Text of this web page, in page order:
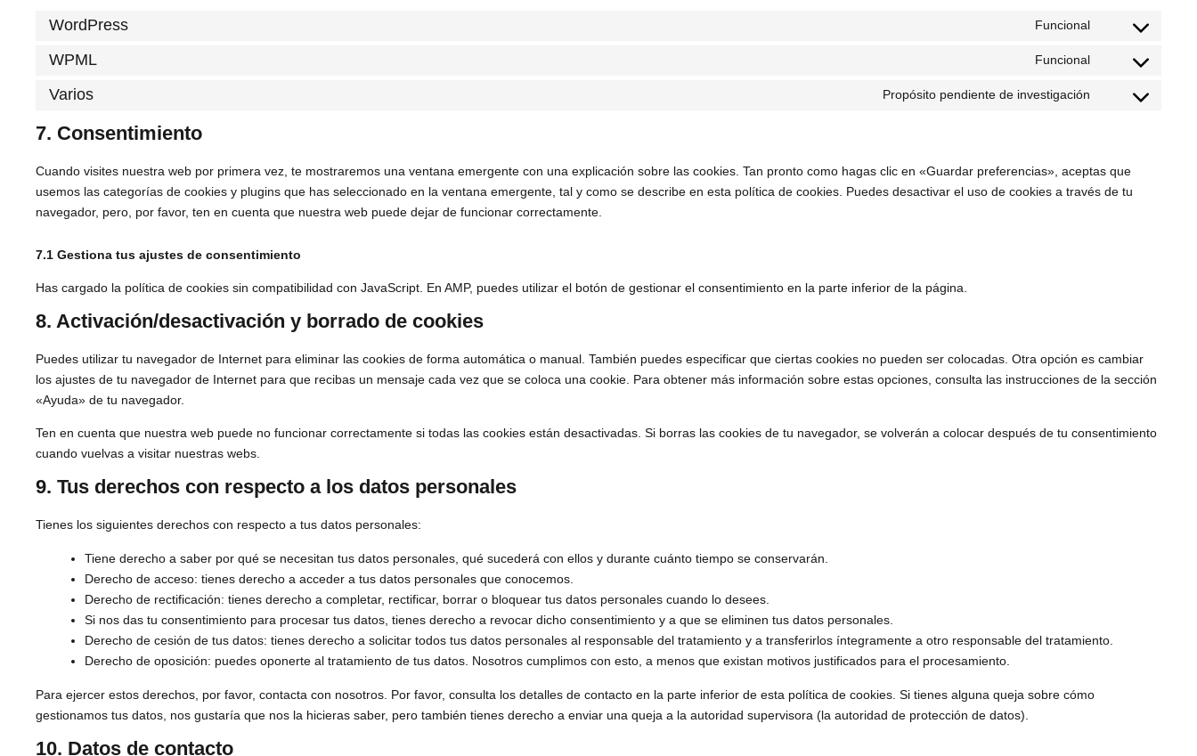
WordPress Funcional
WPML Funcional
Varios Propósito pendiente de investigación
7. Consentimiento
Cuando visites nuestra web por primera vez, te mostraremos una ventana emergente con una explicación sobre las cookies. Tan pronto como hagas clic en «Guardar preferencias», aceptas que
usemos las categorías de cookies y plugins que has seleccionado en la ventana emergente, tal y como se describe en esta política de cookies. Puedes desactivar el uso de cookies a través de tu
navegador, pero, por favor, ten en cuenta que nuestra web puede dejar de funcionar correctamente.
7.1 Gestiona tus ajustes de consentimiento
Has cargado la política de cookies sin compatibilidad con JavaScript. En AMP, puedes utilizar el botón de gestionar el consentimiento en la parte inferior de la página.
8. Activación/desactivación y borrado de cookies
Puedes utilizar tu navegador de Internet para eliminar las cookies de forma automática o manual. También puedes especificar que ciertas cookies no pueden ser colocadas. Otra opción es cambiar
los ajustes de tu navegador de Internet para que recibas un mensaje cada vez que se coloca una cookie. Para obtener más información sobre estas opciones, consulta las instrucciones de la sección
«Ayuda» de tu navegador.
Ten en cuenta que nuestra web puede no funcionar correctamente si todas las cookies están desactivadas. Si borras las cookies de tu navegador, se volverán a colocar después de tu consentimiento
cuando vuelvas a visitar nuestras webs.
9. Tus derechos con respecto a los datos personales
Tienes los siguientes derechos con respecto a tus datos personales:
Tiene derecho a saber por qué se necesitan tus datos personales, qué sucederá con ellos y durante cuánto tiempo se conservarán.
Derecho de acceso: tienes derecho a acceder a tus datos personales que conocemos.
Derecho de rectificación: tienes derecho a completar, rectificar, borrar o bloquear tus datos personales cuando lo desees.
Si nos das tu consentimiento para procesar tus datos, tienes derecho a revocar dicho consentimiento y a que se eliminen tus datos personales.
Derecho de cesión de tus datos: tienes derecho a solicitar todos tus datos personales al responsable del tratamiento y a transferirlos íntegramente a otro responsable del tratamiento.
Derecho de oposición: puedes oponerte al tratamiento de tus datos. Nosotros cumplimos con esto, a menos que existan motivos justificados para el procesamiento.
Para ejercer estos derechos, por favor, contacta con nosotros. Por favor, consulta los detalles de contacto en la parte inferior de esta política de cookies. Si tienes alguna queja sobre cómo
gestionamos tus datos, nos gustaría que nos la hicieras saber, pero también tienes derecho a enviar una queja a la autoridad supervisora (la autoridad de protección de datos).
10. Datos de contacto